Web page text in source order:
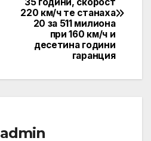
35 години, скорост
220 км/ч те станаха
20 за 511 милиона
при 160 км/ч и
десетина години
гаранция
admin